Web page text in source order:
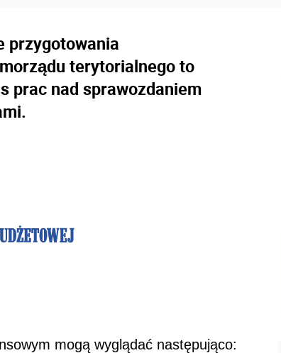
przygotowania
terytorialnego to
prac nad sprawozdaniem
mogą wyglądać następująco: